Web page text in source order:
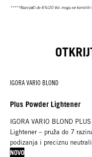
*****Razvijači do 6%|20 Vol. mogu se
IGORA VARIO BLOND
Plus Powder Lightener
IGORA VARIO BLOND
Lightener – pruža do 7
podizanja i preciznu
NOVO